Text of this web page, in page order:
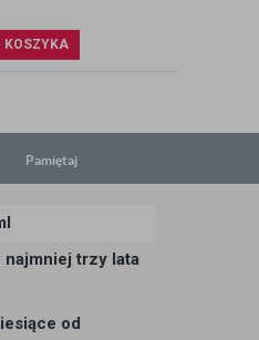
KOSZYKA
Pamiętaj
najmniej trzy lata
od